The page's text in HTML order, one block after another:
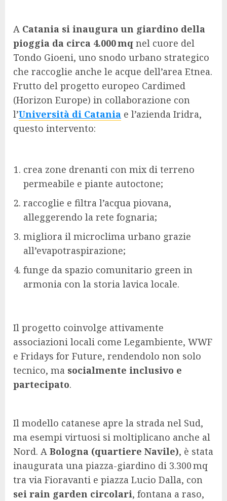
A Catania si inaugura un giardino della
pioggia da circa 4.000 mq nel cuore del
Tondo Gioeni, uno snodo urbano strategico
che raccoglie anche le acque dell’area Etnea.
Frutto del progetto europeo Cardimed
(Horizon Europe) in collaborazione con
l’Università di Catania e l’azienda Iridra,
questo intervento:
crea zone drenanti con mix di terreno
permeabile e piante autoctone;
raccoglie e filtra l’acqua piovana,
alleggerendo la rete fognaria;
migliora il microclima urbano grazie
all’evapotraspirazione;
funge da spazio comunitario green in
armonia con la storia lavica locale.
Il progetto coinvolge attivamente
associazioni locali come Legambiente, WWF
e Fridays for Future, rendendolo non solo
tecnico, ma socialmente inclusivo e
partecipato.
Il modello catanese apre la strada nel Sud,
ma esempi virtuosi si moltiplicano anche al
Nord. A Bologna (quartiere Navile), è stata
inaugurata una piazza-giardino di 3.300 mq
tra via Fioravanti e piazza Lucio Dalla, con
sei rain garden circolari, fontana a raso,